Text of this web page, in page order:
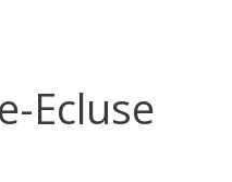
Ecluse